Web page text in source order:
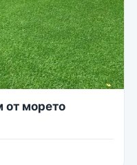
от морето